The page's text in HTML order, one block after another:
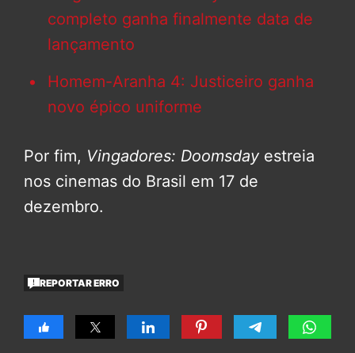
completo ganha finalmente data de
lançamento
Homem-Aranha 4: Justiceiro ganha
novo épico uniforme
Por fim, Vingadores: Doomsday estreia
nos cinemas do Brasil em 17 de
dezembro.
REPORTAR ERRO